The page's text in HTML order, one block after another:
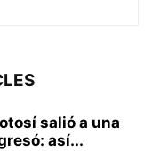
salió a una
así...